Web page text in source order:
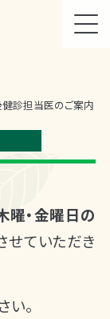
診担当医のご案内
曜・金曜日の
せていただき
。